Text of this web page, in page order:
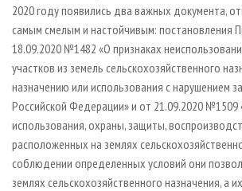
2020 году появились два важных документа,
самым смелым и настойчивым: постановления
18.09.2020 №1482 «О признаках
участков из земель сельскохозяйственного
назначению или использования с нарушением
Российской Федерации» и от 21.09.2020
использования, охраны, защиты,
расположенных на землях
соблюдении определенных условий они
землях сельскохозяйственного назначения, а